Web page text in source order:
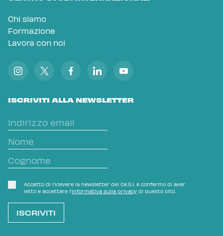
Chi siamo
Formazione
Lavora con noi
ISCRIVITI ALLA NEWSLETTER
Accetto di ricevere la newsletter del Ce.S.I. e confermo di aver
letto e accettare l'Informativa sulla privacy di questo sito.